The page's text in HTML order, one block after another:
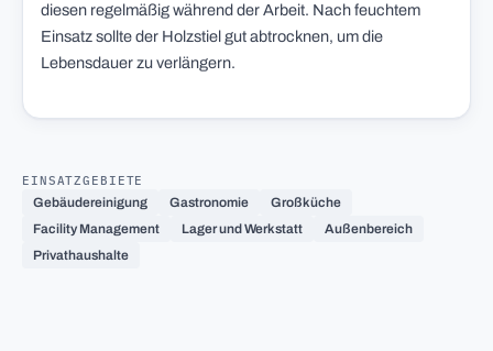
diesen regelmäßig während der Arbeit. Nach feuchtem
Einsatz sollte der Holzstiel gut abtrocknen, um die
Lebensdauer zu verlängern.
EINSATZGEBIETE
Gebäudereinigung
Gastronomie
Großküche
Facility Management
Lager und Werkstatt
Außenbereich
Privathaushalte